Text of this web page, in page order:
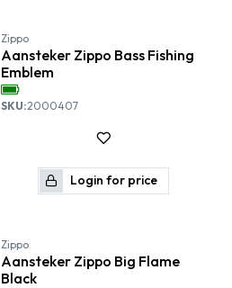
Zippo
Aansteker Zippo Bass Fishing
Emblem
SKU:2000407
Login for price
Nieuw!
Zippo
Aansteker Zippo Big Flame
Black